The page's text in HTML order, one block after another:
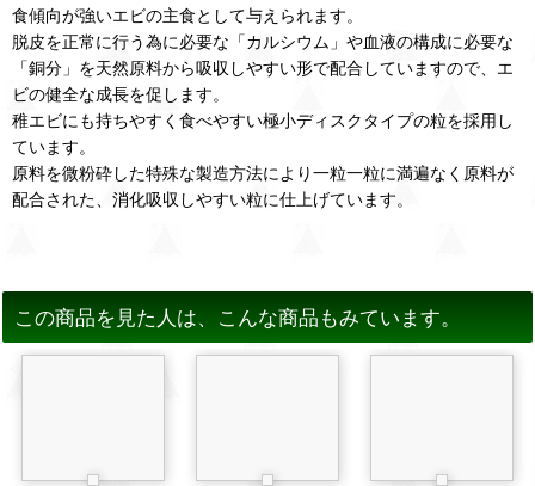
食傾向が強いエビの主食として与えられます。
脱皮を正常に行う為に必要な「カルシウム」や血液の構成に必要な
「銅分」を天然原料から吸収しやすい形で配合していますので、エ
ビの健全な成長を促します。
稚エビにも持ちやすく食べやすい極小ディスクタイプの粒を採用し
ています。
原料を微粉砕した特殊な製造方法により一粒一粒に満遍なく原料が
配合された、消化吸収しやすい粒に仕上げています。
この商品を見た人は、こんな商品もみています。